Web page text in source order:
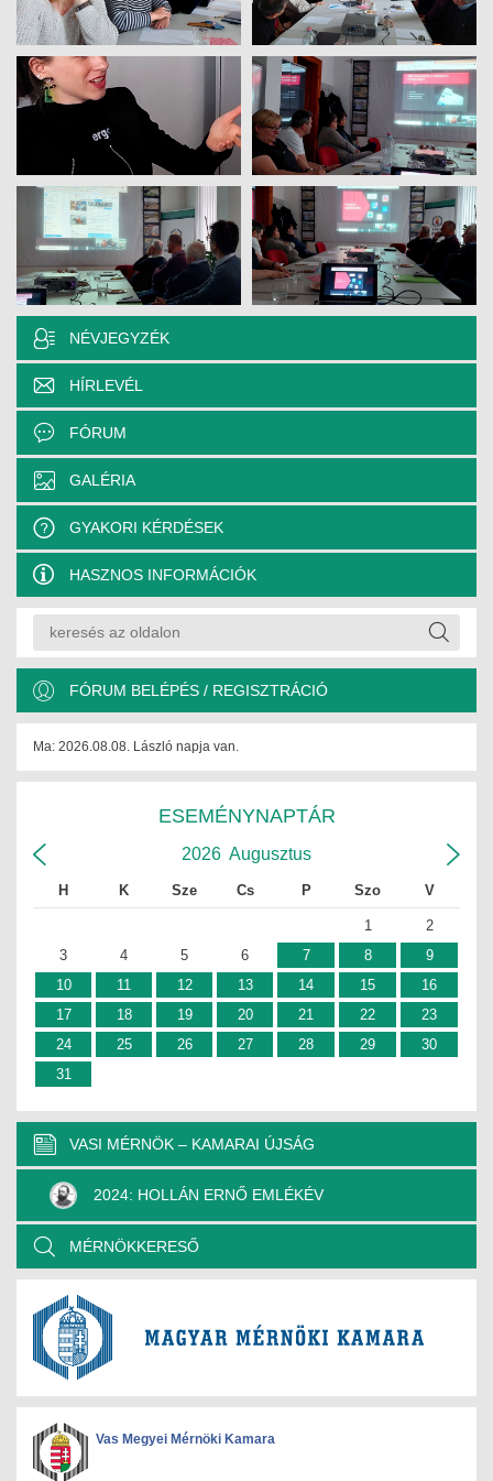
NÉVJEGYZÉK
HÍRLEVÉL
FÓRUM
GALÉRIA
GYAKORI KÉRDÉSEK
HASZNOS INFORMÁCIÓK
FÓRUM BELÉPÉS / REGISZTRÁCIÓ
Ma: 2026.08.08. László napja van.
ESEMÉNYNAPTÁR
2026 Augusztus
H K Sze Cs P Szo V
1
2
3
4 5 6 7 8
9
10
11 12 13 14 15
16
17
18 19 20 21 22
23
24
25 26 27 28 29
30
31
VASI MÉRNÖK – KAMARAI ÚJSÁG
2024: HOLLÁN ERNŐ EMLÉKÉV
MÉRNÖKKERESŐ
Vas Megyei Mérnöki Kamara